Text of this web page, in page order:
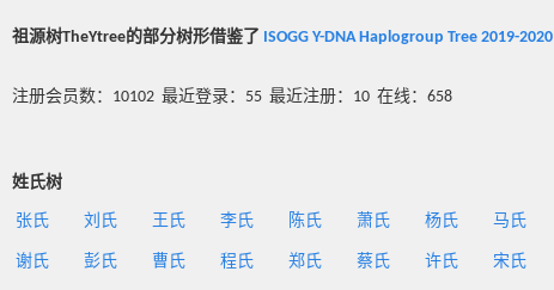
祖源树TheYtree的部分树形借鉴了 ISOGG Y-DNA Haplogroup Tree 2019-2020
注册会员数：10102 最近登录：55 最近注册：10 在线：658
姓氏树
张氏 刘氏 王氏 李氏 陈氏 萧氏 杨氏 马氏
谢氏 彭氏 曹氏 程氏 郑氏 蔡氏 许氏 宋氏